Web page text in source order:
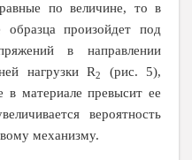
по величине, то в
образца произойдет под
в направлении
нагрузки R2
(рис. 5),
в материале превысит ее
вероятность
механизму.